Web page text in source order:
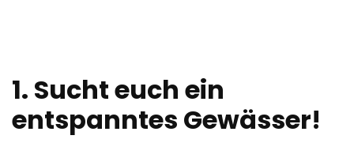
1. Sucht euch ein
entspanntes Gewässer!